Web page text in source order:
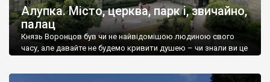
Алупка. Місто, церква, парк і, звичайно,
палац
Князь Воронцов був чи не найвідомішою людиною свого
часу, але давайте не будемо кривити душею – чи знали ви це